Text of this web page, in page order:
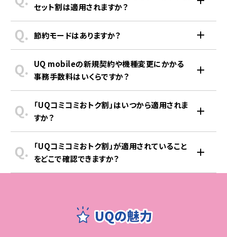
※一部手数料は対象外
ウイルスバスター™ for au／
ウイルスブロック
Google Play月額版をご利用の場合
Pontaパスとは…
ローソンで毎週利用できる無料・割引クーポン「ウィークリ
ーLAWSON」や、ローソンと対象加盟店でお買い物するほ
ど還元率がUPする「Pontaパスポイント還元UP」など、ロ
ーソンでのお買い物がさらにおトクにご利用いただけま
通常、月額548円で提供していますが、本プランにセットで
ご利用いただけます。別途ご利用開始手続きが必要です。
Starlink衛星とあなたのスマートフォンが直接つながり、
能になります。★4
海でも山頂でも、空が見える環境であればどこでもテキストメ
れます。
セット割は適用されますか？
引の条件がなく、データも通話もコミのシンプルなプランと
なっております。なお、コミコミプランバリューも家族セット
割の家族人数のカウント対象となります。
節約モードはありますか？
プランで節約モードをご利用されている場合、節約モード
をOFFにしてからプラン変更をお願いいたします。
UQ mobileの新規契約や機種変更にかかる
事務手数料はいくらですか？
でご確認ください。
「UQコミコミおトク割」はいつから適用されま
すか？
し、月末にお手続きをされた場合など、割引の適用が遅れ
る場合があります。
例）2026年6月お申し込みの場合、2026年6月のご加入後
「UQコミコミおトク割」が適用されていること
をどこで確認できますか？
TOPページ > 「スマートフォン・携帯電話」>「ご契約内容/
手続き」>「その他（キャンペーン等）」